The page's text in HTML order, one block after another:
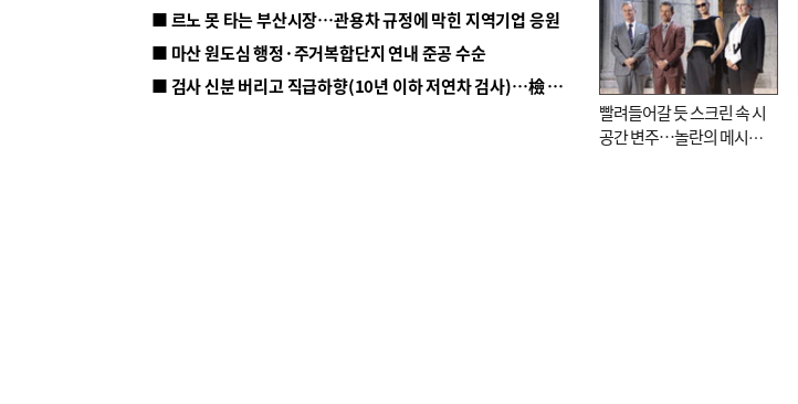
■ 르노 못 타는 부산시장…관용차 규정에 막힌 지역기업 응원
■ 마산 원도심 행정·주거복합단지 연내 준공 수순
■ 검사 신분 버리고 직급하향(10년 이하 저연차 검사)…檢 중수청행 기피
빨려들어갈 듯 스크린 속 시
공간 변주…놀란의 메시지